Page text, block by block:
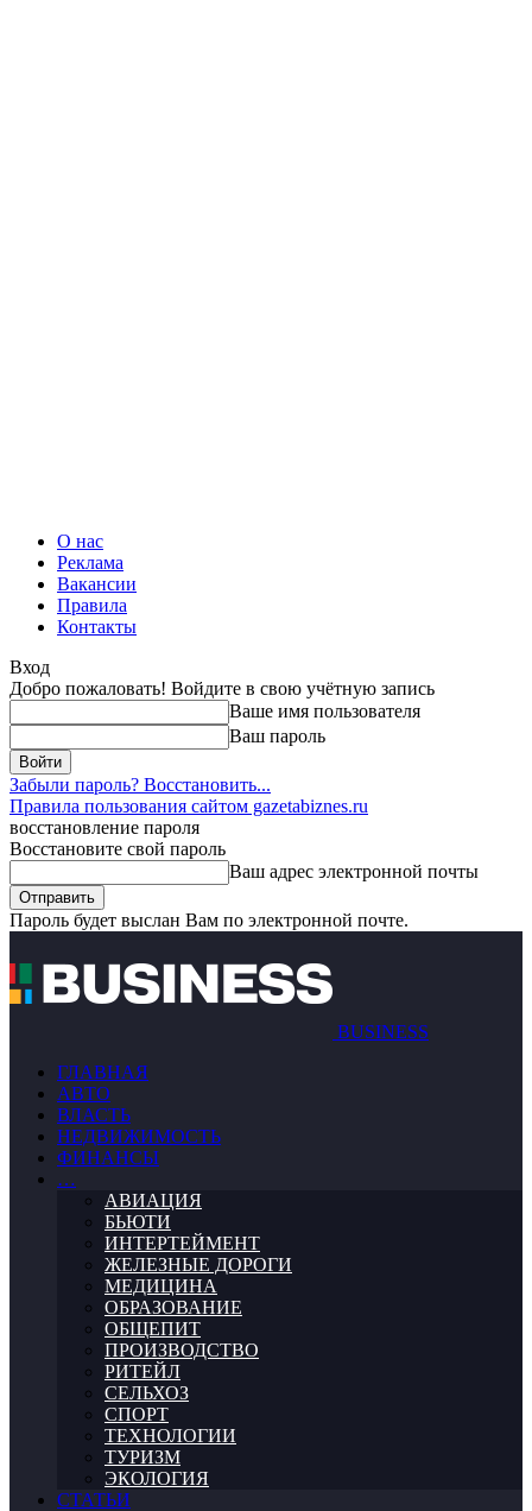
О нас
Реклама
Вакансии
Правила
Контакты
Вход
Добро пожаловать! Войдите в свою учётную запись
Ваше имя пользователя
Ваш пароль
Забыли пароль? Восстановить...
Правила пользования сайтом gazetabiznes.ru
восстановление пароля
Восстановите свой пароль
Ваш адрес электронной почты
Пароль будет выслан Вам по электронной почте.
BUSINESS
ГЛАВНАЯ
АВТО
ВЛАСТЬ
НЕДВИЖИМОСТЬ
ФИНАНСЫ
…
АВИАЦИЯ
БЬЮТИ
ИНТЕРТЕЙМЕНТ
ЖЕЛЕЗНЫЕ ДОРОГИ
МЕДИЦИНА
ОБРАЗОВАНИЕ
ОБЩЕПИТ
ПРОИЗВОДСТВО
РИТЕЙЛ
СЕЛЬХОЗ
СПОРТ
ТЕХНОЛОГИИ
ТУРИЗМ
ЭКОЛОГИЯ
СТАТЬИ